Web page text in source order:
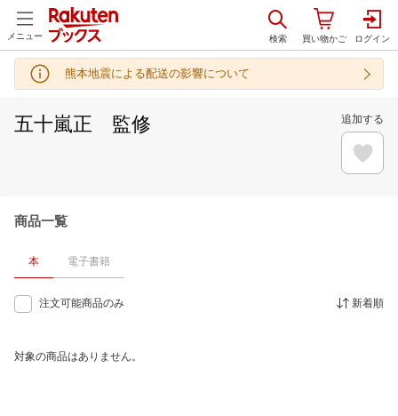
メニュー
熊本地震による配送の影響について
五十嵐正 監修 追加する
商品一覧
本 電子書籍
注文可能商品のみ 新着順
対象の商品はありません。